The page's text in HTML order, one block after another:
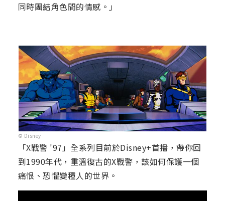
同時團結角色間的情感。」
© Disney
「X戰警 '97」全系列目前於Disney+首播，帶你回
到1990年代，重溫復古的X戰警，該如何保護一個
痛恨、恐懼變種人的世界。